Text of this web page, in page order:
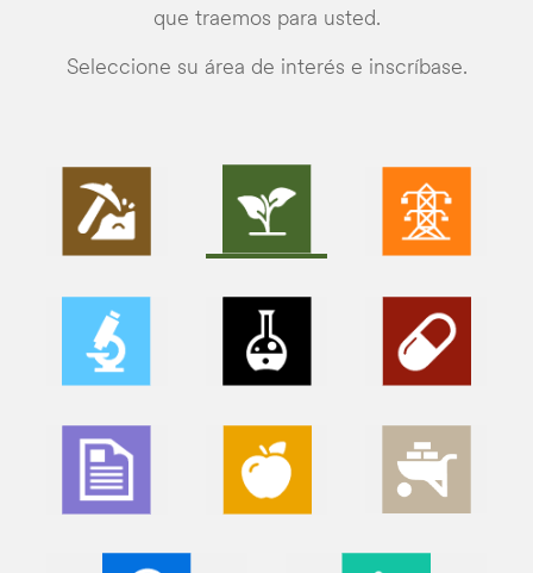
que traemos para usted.
Seleccione su área de interés e inscríbase.